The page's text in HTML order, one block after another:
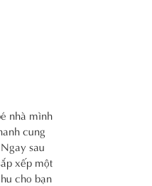
nhà mình
cung
sau
xếp một
cho bạn